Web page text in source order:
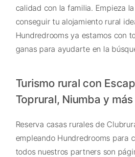
calidad con la familia. Empieza
conseguir tu alojamiento rural
Hundredrooms ya estamos con
ganas para ayudarte en la
Turismo rural con
Toprural, Niumba y
Reserva casas rurales de
empleando Hundredrooms para
todos nuestros partners son